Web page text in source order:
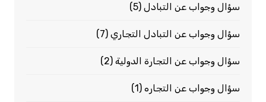
سؤال وجواب عن التبادل(5)
سؤال وجواب عن التبادل التجاري(7)
سؤال وجواب عن التجارة الدولية(2)
سؤال وجواب عن التجاره(1)